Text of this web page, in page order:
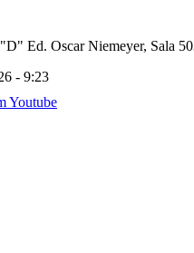
Ed. Oscar Niemeyer, Sala
- 9:23
Youtube